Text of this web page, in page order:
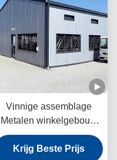
Vinnige assemblage
Metalen winkelgebouw
Structurele staal A-klasse
Bolted verbinding
Krijg Beste Prijs